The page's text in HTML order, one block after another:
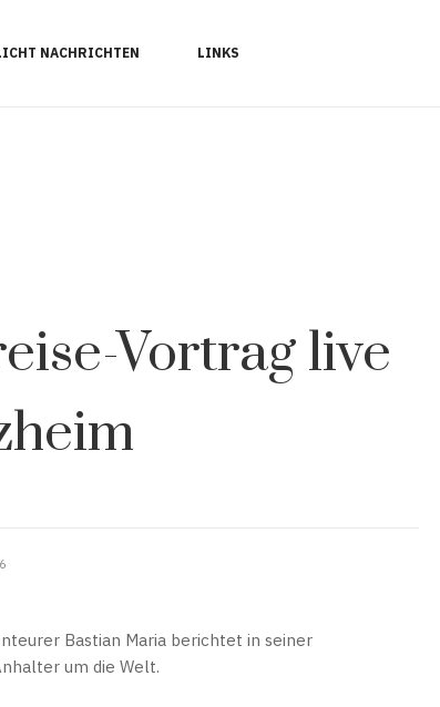
NACHRICHTEN LINKS
Vortrag live
Bastian Maria berichtet in seiner
um die Welt.